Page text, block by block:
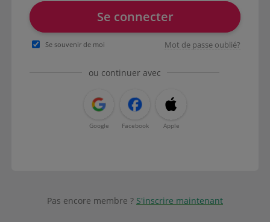
Se connecter
Se souvenir de moi Mot de passe oublié?
ou continuer avec
Google Facebook Apple
Pas encore membre ? S'inscrire maintenant